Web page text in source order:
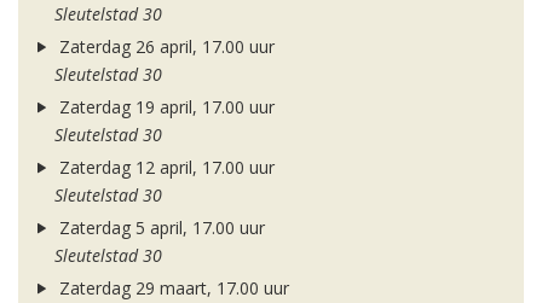
Sleutelstad 30
Zaterdag 26 april, 17.00 uur
Sleutelstad 30
Zaterdag 19 april, 17.00 uur
Sleutelstad 30
Zaterdag 12 april, 17.00 uur
Sleutelstad 30
Zaterdag 5 april, 17.00 uur
Sleutelstad 30
Zaterdag 29 maart, 17.00 uur